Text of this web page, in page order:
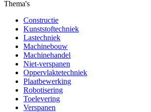
Thema's
Constructie
Kunststoftechniek
Lastechniek
Machinebouw
Machinehandel
Niet-verspanen
Oppervlaktetechniek
Plaatbewerking
Robotisering
Toelevering
Verspanen